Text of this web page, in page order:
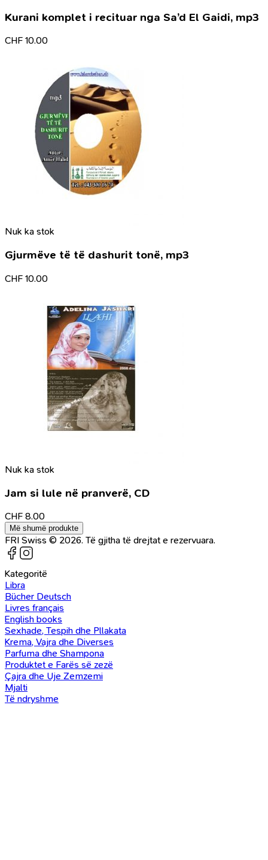
Kurani komplet i recituar nga Sa’d El Gaidi, mp3
CHF 10.00
Nuk ka stok
Gjurmëve të të dashurit tonë, mp3
CHF 10.00
Nuk ka stok
Jam si lule në pranverë, CD
CHF 8.00
Më shumë produkte
FRI Swiss © 2026. Të gjitha të drejtat e rezervuara.
Kategoritë
Libra
Bücher Deutsch
Livres français
English books
Sexhade, Tespih dhe Pllakata
Krema, Vajra dhe Diverses
Parfuma dhe Shampona
Produktet e Farës së zezë
Çajra dhe Uje Zemzemi
Mjalti
Të ndryshme